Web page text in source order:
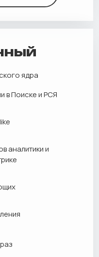
ядра
в Поиске и РСЯ
аналитики и